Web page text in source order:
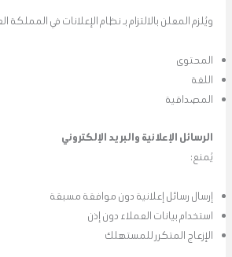
ويُلزم المعلن بالالتزام بـ نظام الإعلانات في
المحتوى
اللغة
المصداقية
الرسائل الإعلانية والبريد الإلكتروني
يُمنع:
إرسال رسائل إعلانية دون موافقة مسبقة
استخدام بيانات العملاء دون إذن
الإزعاج المتكرر للمستهلك